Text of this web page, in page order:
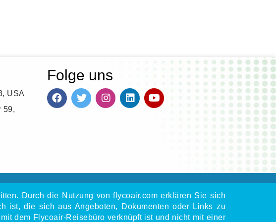
USA
59,
Folge uns
Durch die Nutzung von flycoair.com erklären Sie sich
ist, die sich aus Angeboten, Dokumenten oder Links zu
dem Flycoair-Reisebüro verknüpft ist und nicht mit einer